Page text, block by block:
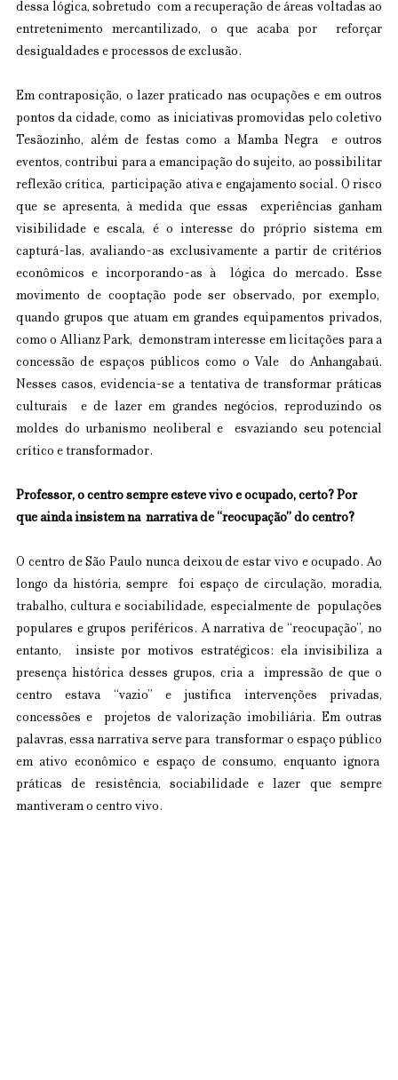
dessa lógica, sobretudo  com a recuperação de áreas voltadas ao
entretenimento mercantilizado, o que acaba por  reforçar
desigualdades e processos de exclusão.
Em contraposição, o lazer praticado nas ocupações e em outros
pontos da cidade, como  as iniciativas promovidas pelo coletivo
Tesãozinho, além de festas como a Mamba Negra  e outros
eventos, contribui para a emancipação do sujeito, ao possibilitar
reflexão crítica,  participação ativa e engajamento social. O risco
que se apresenta, à medida que essas  experiências ganham
visibilidade e escala, é o interesse do próprio sistema em
capturá-las, avaliando-as exclusivamente a partir de critérios
econômicos e incorporando-as à  lógica do mercado. Esse
movimento de cooptação pode ser observado, por exemplo,
quando grupos que atuam em grandes equipamentos privados,
como o Allianz Park,  demonstram interesse em licitações para a
concessão de espaços públicos como o Vale  do Anhangabaú.
Nesses casos, evidencia-se a tentativa de transformar práticas
culturais  e de lazer em grandes negócios, reproduzindo os
moldes do urbanismo neoliberal e  esvaziando seu potencial
crítico e transformador.
Professor, o centro sempre esteve vivo e ocupado, certo? Por
que ainda insistem na  narrativa de “reocupação” do centro?
O centro de São Paulo nunca deixou de estar vivo e ocupado. Ao
longo da história, sempre  foi espaço de circulação, moradia,
trabalho, cultura e sociabilidade, especialmente de  populações
populares e grupos periféricos. A narrativa de “reocupação”, no
entanto,  insiste por motivos estratégicos: ela invisibiliza a
presença histórica desses grupos, cria a  impressão de que o
centro estava “vazio” e justifica intervenções privadas,
concessões e  projetos de valorização imobiliária. Em outras
palavras, essa narrativa serve para  transformar o espaço público
em ativo econômico e espaço de consumo, enquanto ignora
práticas de resistência, sociabilidade e lazer que sempre
mantiveram o centro vivo.